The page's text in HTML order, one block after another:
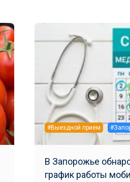
#Выездной прием
В Запорожье
график работы